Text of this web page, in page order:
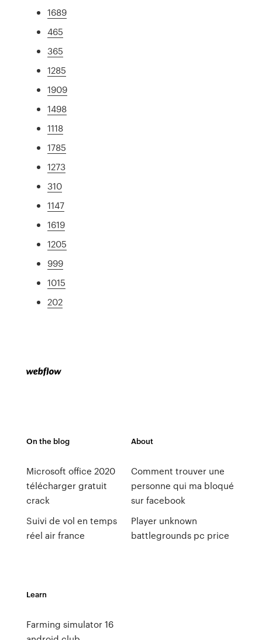
1689
465
365
1285
1909
1498
1118
1785
1273
310
1147
1619
1205
999
1015
202
On the blog
Microsoft office 2020
télécharger gratuit
crack
Suivi de vol en temps
réel air france
About
Comment trouver une
personne qui ma bloqué
sur facebook
Player unknown
battlegrounds pc price
Learn
Farming simulator 16